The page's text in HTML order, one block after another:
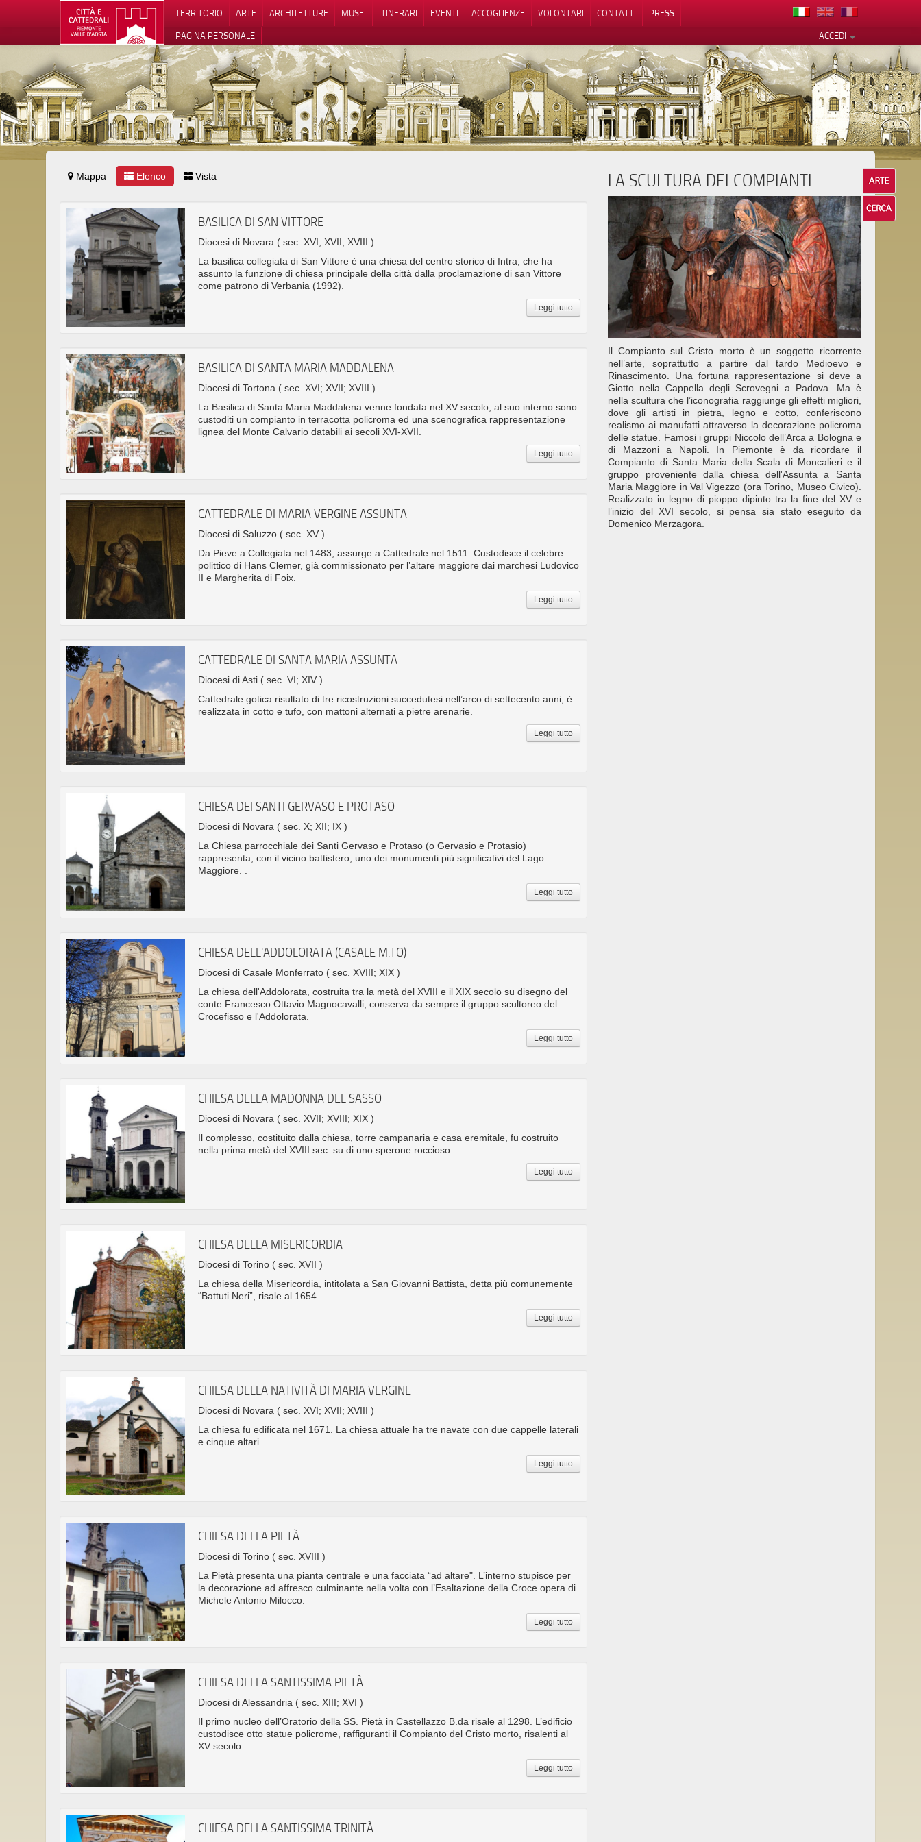
TERRITORIO ARTE ARCHITETTURE MUSEI ITINERARI EVENTI ACCOGLIENZE VOLONTARI CONTATTI
PRESS
ACCEDI
PAGINA PERSONALE
Mappa Elenco Vista
BASILICA DI SAN VITTORE
Diocesi di Novara ( sec. XVI; XVII; XVIII )
La basilica collegiata di San Vittore è una chiesa del centro storico di Intra, che ha
assunto la funzione di chiesa principale della città dalla proclamazione di san Vittore
come patrono di Verbania (1992).
Leggi tutto
BASILICA DI SANTA MARIA MADDALENA
Diocesi di Tortona ( sec. XVI; XVII; XVIII )
La Basilica di Santa Maria Maddalena venne fondata nel XV secolo, al suo interno sono
custoditi un compianto in terracotta policroma ed una scenografica rappresentazione
lignea del Monte Calvario databili ai secoli XVI-XVII.
Leggi tutto
CATTEDRALE DI MARIA VERGINE ASSUNTA
Diocesi di Saluzzo ( sec. XV )
Da Pieve a Collegiata nel 1483, assurge a Cattedrale nel 1511. Custodisce il celebre
polittico di Hans Clemer, già commissionato per l’altare maggiore dai marchesi Ludovico
II e Margherita di Foix.
Leggi tutto
CATTEDRALE DI SANTA MARIA ASSUNTA
Diocesi di Asti ( sec. VI; XIV )
Cattedrale gotica risultato di tre ricostruzioni succedutesi nell’arco di settecento anni; è
realizzata in cotto e tufo, con mattoni alternati a pietre arenarie.
Leggi tutto
CHIESA DEI SANTI GERVASO E PROTASO
Diocesi di Novara ( sec. X; XII; IX )
La Chiesa parrocchiale dei Santi Gervaso e Protaso (o Gervasio e Protasio)
rappresenta, con il vicino battistero, uno dei monumenti più significativi del Lago
Maggiore. .
Leggi tutto
CHIESA DELL'ADDOLORATA (CASALE M.TO)
Diocesi di Casale Monferrato ( sec. XVIII; XIX )
La chiesa dell'Addolorata, costruita tra la metà del XVIII e il XIX secolo su disegno del
conte Francesco Ottavio Magnocavalli, conserva da sempre il gruppo scultoreo del
Crocefisso e l'Addolorata.
Leggi tutto
CHIESA DELLA MADONNA DEL SASSO
Diocesi di Novara ( sec. XVII; XVIII; XIX )
Il complesso, costituito dalla chiesa, torre campanaria e casa eremitale, fu costruito
nella prima metà del XVIII sec. su di uno sperone roccioso.
Leggi tutto
CHIESA DELLA MISERICORDIA
Diocesi di Torino ( sec. XVII )
La chiesa della Misericordia, intitolata a San Giovanni Battista, detta più comunemente
“Battuti Neri”, risale al 1654.
Leggi tutto
CHIESA DELLA NATIVITÀ DI MARIA VERGINE
Diocesi di Novara ( sec. XVI; XVII; XVIII )
La chiesa fu edificata nel 1671. La chiesa attuale ha tre navate con due cappelle laterali
e cinque altari.
Leggi tutto
CHIESA DELLA PIETÀ
Diocesi di Torino ( sec. XVIII )
La Pietà presenta una pianta centrale e una facciata “ad altare". L’interno stupisce per
la decorazione ad affresco culminante nella volta con l’Esaltazione della Croce opera di
Michele Antonio Milocco.
Leggi tutto
CHIESA DELLA SANTISSIMA PIETÀ
Diocesi di Alessandria ( sec. XIII; XVI )
Il primo nucleo dell’Oratorio della SS. Pietà in Castellazzo B.da risale al 1298. L’edificio
custodisce otto statue policrome, raffiguranti il Compianto del Cristo morto, risalenti al
XV secolo.
Leggi tutto
CHIESA DELLA SANTISSIMA TRINITÀ
LA SCULTURA DEI COMPIANTI
Il Compianto sul Cristo morto è un soggetto ricorrente
nell’arte, soprattutto a partire dal tardo Medioevo e
Rinascimento. Una fortuna rappresentazione si deve a
Giotto nella Cappella degli Scrovegni a Padova. Ma è
nella scultura che l’iconografia raggiunge gli effetti migliori,
dove gli artisti in pietra, legno e cotto, conferiscono
realismo ai manufatti attraverso la decorazione policroma
delle statue. Famosi i gruppi Niccolo dell’Arca a Bologna e
di Mazzoni a Napoli. In Piemonte è da ricordare il
Compianto di Santa Maria della Scala di Moncalieri e il
gruppo proveniente dalla chiesa dell'Assunta a Santa
Maria Maggiore in Val Vigezzo (ora Torino, Museo Civico).
Realizzato in legno di pioppo dipinto tra la fine del XV e
l’inizio del XVI secolo, si pensa sia stato eseguito da
Domenico Merzagora.
Le tue preferenze relative alla privacy